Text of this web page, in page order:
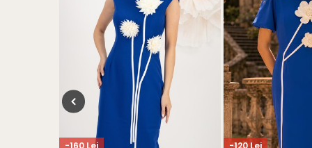
-160 Lei -120 Lei